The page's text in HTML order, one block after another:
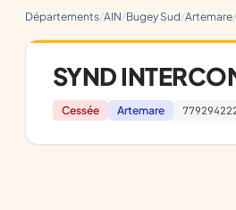
Départements AIN Bugey Sud Artemare
SYND
Cessée Artemare